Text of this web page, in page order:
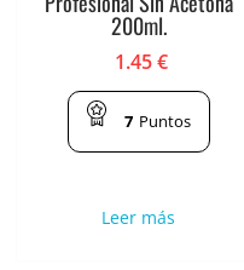
200ml.
1.45€
7 Puntos
Leer más